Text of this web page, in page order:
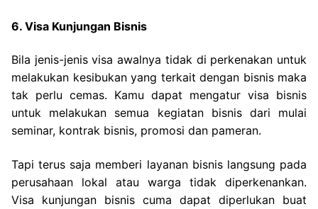
6. Visa Kunjungan Bisnis
Bila jenis-jenis visa awalnya tidak di perkenakan untuk
melakukan kesibukan yang terkait dengan bisnis maka
tak perlu cemas. Kamu dapat mengatur visa bisnis
untuk melakukan semua kegiatan bisnis dari mulai
seminar, kontrak bisnis, promosi dan pameran.
Tapi terus saja memberi layanan bisnis langsung pada
perusahaan lokal atau warga tidak diperkenankan.
Visa kunjungan bisnis cuma dapat diperlukan buat